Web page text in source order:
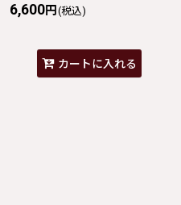
6,600円 (税込)
カートに入れる